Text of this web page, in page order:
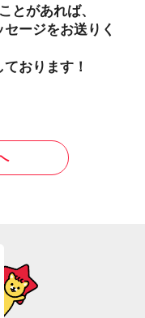
とがあれば、
ージをお送りく
おります！